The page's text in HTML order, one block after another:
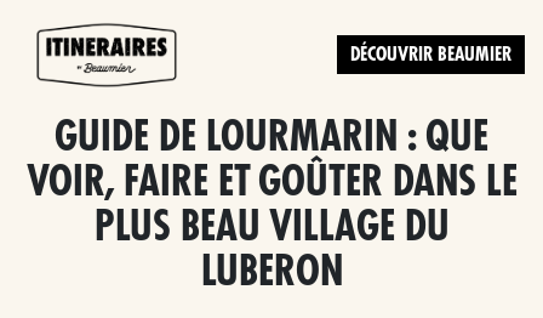
DÉCOUVRIR BEAUMIER
GUIDE DE LOURMARIN : QUE
VOIR, FAIRE ET GOÛTER DANS LE
PLUS BEAU VILLAGE DU
LUBERON